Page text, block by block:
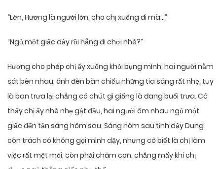
“Lớn, Hương là người lớn, cho chị xuống đi mà…”
“Ngủ một giấc dậy rồi hẵng đi chơi nhé?”
Hương cho phép chị ấy xuống khỏi bụng mình, hai người nằm
sát bên nhau, ánh đèn bàn chiếu những tia sáng rất nhẹ, tuy
là ban trưa lại chẳng có chút gì giống là đang buổi trưa. Cô
thấy chị ấy nhè nhẹ gật đầu, hai người ôm nhau ngủ một
giấc đến tận sáng hôm sau. Sáng hôm sau tỉnh dậy Dung
còn trách cô không gọi mình dậy, nhưng cô biết là chị làm
việc rất mệt mỏi, còn phải chăm con, chẳng mấy khi chị